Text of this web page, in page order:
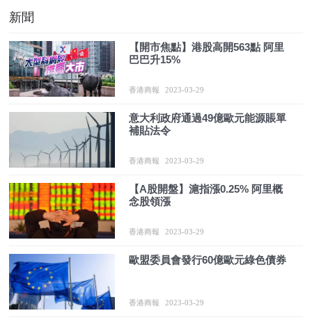
新聞
【開市焦點】港股高開563點 阿里
巴巴升15%
香港商報 2023-03-29
意大利政府通過49億歐元能源賬單
補貼法令
香港商報 2023-03-29
【A股開盤】滬指漲0.25% 阿里概
念股領漲
香港商報 2023-03-29
歐盟委員會發行60億歐元綠色債券
香港商報 2023-03-29